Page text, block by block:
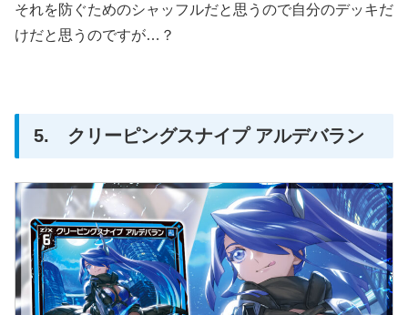
それを防ぐためのシャッフルだと思うので自分のデッキだ
けだと思うのですが…？
5. クリーピングスナイプ アルデバラン